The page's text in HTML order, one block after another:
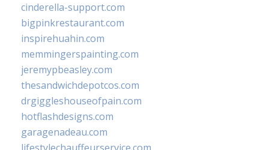
cinderella-support.com
bigpinkrestaurant.com
inspirehuahin.com
memmingerspainting.com
jeremypbeasley.com
thesandwichdepotcos.com
drgiggleshouseofpain.com
hotflashdesigns.com
garagenadeau.com